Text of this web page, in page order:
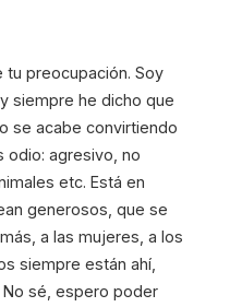
preocupación. Soy
siempre he dicho que
se acabe convirtiendo
odio: agresivo, no
etc. Está en
generosos, que se
a las mujeres, a los
siempre están ahí,
sé, espero poder